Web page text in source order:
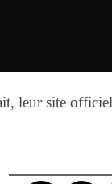
leur site